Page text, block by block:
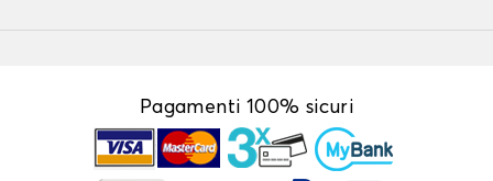
Pagamenti 100% sicuri